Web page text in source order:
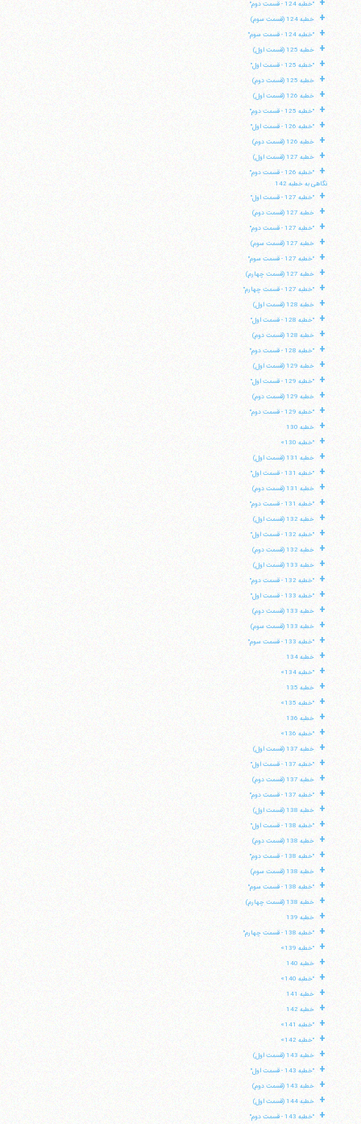
"خطبه 124 - قسمت دوم"
+ خطبه 124 (قسمت سوم)
+ "خطبه 124 - قسمت سوم"
+ خطبه 125 (قسمت اول)
+ "خطبه 125 - قسمت اول"
+ خطبه 125 (قسمت دوم)
+ خطبه 126 (قسمت اول)
+ "خطبه 125 - قسمت دوم"
+ "خطبه 126 - قسمت اول"
+ خطبه 126 (قسمت دوم)
+ خطبه 127 (قسمت اول)
+
"خطبه 126 - قسمت دوم"
نگاهی به خطبه 142
+ "خطبه 127 - قسمت اول"
+ خطبه 127 (قسمت دوم)
+ "خطبه 127 - قسمت دوم"
+ خطبه 127 (قسمت سوم)
+ "خطبه 127 - قسمت سوم"
+ خطبه 127 (قسمت چهارم)
+ "خطبه 127 - قسمت چهارم"
+ خطبه 128 (قسمت اول)
+ "خطبه 128 - قسمت اول"
+ خطبه 128 (قسمت دوم)
+ "خطبه 128 - قسمت دوم"
+ خطبه 129 (قسمت اول)
+ "خطبه 129 - قسمت اول"
+ خطبه 129 (قسمت دوم)
+ "خطبه 129 - قسمت دوم"
+ خطبه 130
+ "خطبه 130»
+ خطبه 131 (قسمت اول)
+ "خطبه 131 - قسمت اول"
+ خطبه 131 (قسمت دوم)
+ "خطبه 131 - قسمت دوم"
+ خطبه 132 (قسمت اول)
+ "خطبه 132 - قسمت اول"
+ خطبه 132 (قسمت دوم)
+ خطبه 133 (قسمت اول)
+ "خطبه 132 - قسمت دوم"
+ "خطبه 133 - قسمت اول"
+ خطبه 133 (قسمت دوم)
+ خطبه 133 (قسمت سوم)
+ "خطبه 133 - قسمت سوم"
+ خطبه 134
+ "خطبه 134»
+ خطبه 135
+ "خطبه 135»
+ خطبه 136
+ "خطبه 136»
+ خطبه 137 (قسمت اول)
+ "خطبه 137 - قسمت اول"
+ خطبه 137 (قسمت دوم)
+ "خطبه 137 - قسمت دوم"
+ خطبه 138 (قسمت اول)
+ "خطبه 138 - قسمت اول"
+ خطبه 138 (قسمت دوم)
+ "خطبه 138 - قسمت دوم"
+ خطبه 138 (قسمت سوم)
+ "خطبه 138 - قسمت سوم"
+ خطبه 138 (قسمت چهارم)
+ خطبه 139
+ "خطبه 138 - قسمت چهارم"
+ "خطبه 139»
+ خطبه 140
+ "خطبه 140»
+ خطبه 141
+ خطبه 142
+ "خطبه 141»
+ "خطبه 142»
+ خطبه 143 (قسمت اول)
+ "خطبه 143 - قسمت اول"
+ خطبه 143 (قسمت دوم)
+ خطبه 144 (قسمت اول)
+ "خطبه 143 - قسمت دوم"